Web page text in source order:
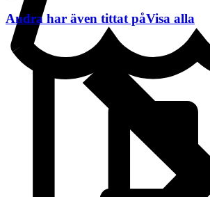
Andra har även tittat påVisa alla